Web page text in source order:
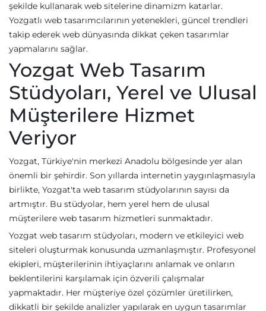
şekilde kullanarak web sitelerine dinamizm katarlar.
Yozgatlı web tasarımcılarının yetenekleri, güncel trendleri
takip ederek web dünyasında dikkat çeken tasarımlar
yapmalarını sağlar.
Yozgat Web Tasarım
Stüdyoları, Yerel ve Ulusal
Müşterilere Hizmet
Veriyor
Yozgat, Türkiye'nin merkezi Anadolu bölgesinde yer alan
önemli bir şehirdir. Son yıllarda internetin yaygınlaşmasıyla
birlikte, Yozgat'ta web tasarım stüdyolarının sayısı da
artmıştır. Bu stüdyolar, hem yerel hem de ulusal
müşterilere web tasarım hizmetleri sunmaktadır.
Yozgat web tasarım stüdyoları, modern ve etkileyici web
siteleri oluşturmak konusunda uzmanlaşmıştır. Profesyonel
ekipleri, müşterilerinin ihtiyaçlarını anlamak ve onların
beklentilerini karşılamak için özverili çalışmalar
yapmaktadır. Her müşteriye özel çözümler üretilirken,
dikkatli bir şekilde analizler yapılarak en uygun tasarımlar